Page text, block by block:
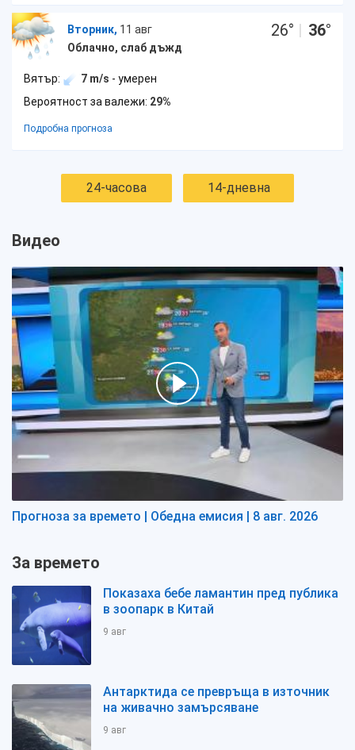
Вторник, 11 авг
Облачно, слаб дъжд
26° | 36°
Вятър: 7 m/s - умерен
Вероятност за валежи: 29%
Подробна прогноза
24-часова 14-дневна
Видео
Прогноза за времето | Обедна емисия | 8 авг. 2026
За времето
Показаха бебе ламантин пред публика
в зоопарк в Китай
9 авг
Антарктида се превръща в източник
на живачно замърсяване
9 авг